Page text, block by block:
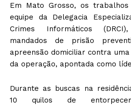
Em Mato Grosso, os
equipe da Delegacia
Crimes Informáticos
mandados de prisão
apreensão domiciliar contra
da operação, apontada como
Durante as buscas na
10 quilos de